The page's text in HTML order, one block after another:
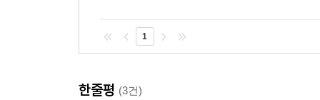
1
한줄평 (3건)